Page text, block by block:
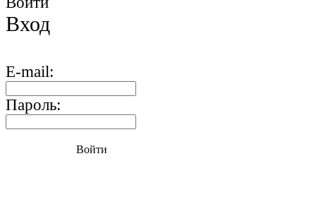
Вход
E-mail:
Пароль:
Войти